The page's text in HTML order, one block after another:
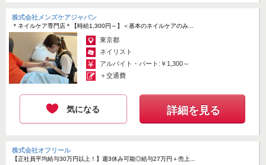
応募画面へ進む
「簡単応募」3分でサクッと完了
株式会社メンズケアジャパン
＊ネイルケア専門店＊【時給1,300円～】＜基本のネイルケアのみ...
東京都
ネイリスト
アルバイト・パート:￥1,300～
＋交通費
気になる 詳細を見る
株式会社オフリール
【正社員平均給与30万円以上！】週3休み可能◎給与27万円＋売上...